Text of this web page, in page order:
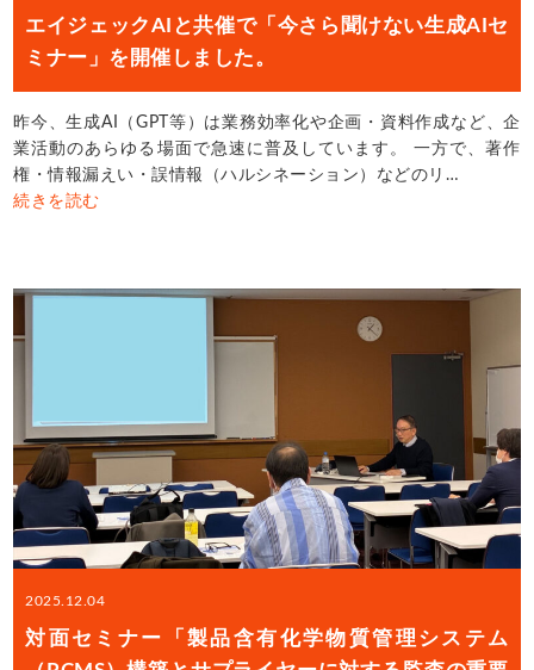
エイジェックAIと共催で「今さら聞けない生成AIセ
ミナー」を開催しました。
昨今、生成AI（GPT等）は業務効率化や企画・資料作成など、企
業活動のあらゆる場面で急速に普及しています。 一方で、著作
権・情報漏えい・誤情報（ハルシネーション）などのリ…
続きを読む
2025.12.04
対面セミナー「製品含有化学物質管理システム